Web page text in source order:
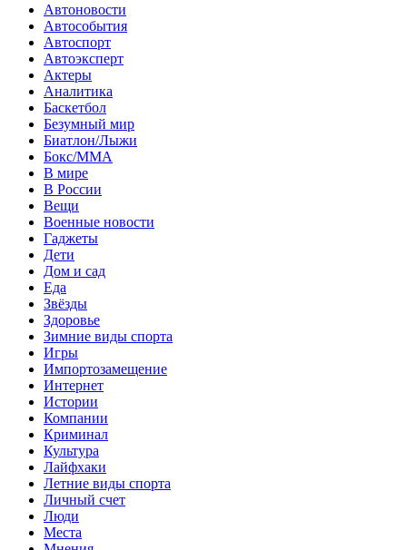
Автоновости
Автособытия
Автоспорт
Автоэксперт
Актеры
Аналитика
Баскетбол
Безумный мир
Биатлон/Лыжи
Бокс/MMA
В мире
В России
Вещи
Военные новости
Гаджеты
Дети
Дом и сад
Еда
Звёзды
Здоровье
Зимние виды спорта
Игры
Импортозамещение
Интернет
Истории
Компании
Криминал
Культура
Лайфхаки
Летние виды спорта
Личный счет
Люди
Места